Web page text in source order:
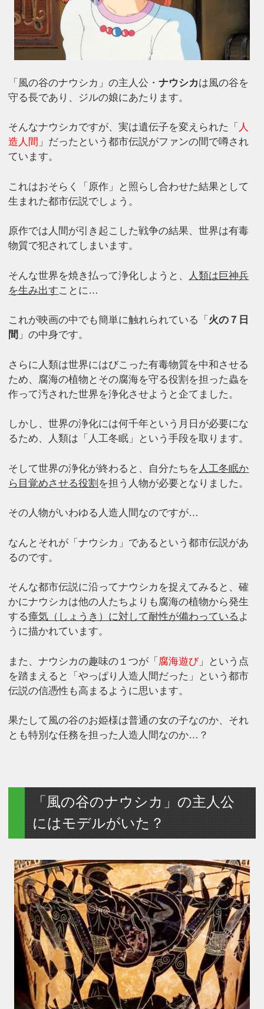
「風の谷のナウシカ」の主人公・ナウシカは風の谷を
守る長であり、ジルの娘にあたります。
そんなナウシカですが、実は遺伝子を変えられた「 人
造人間 」だったという都市伝説がファンの間で噂され
ています。
これはおそらく「原作」と照らし合わせた結果として
生まれた都市伝説でしょう。
原作では人間が引き起こした戦争の結果、世界は有毒
物質で犯されてしまいます。
そんな世界を焼き払って浄化しようと、
人類は巨神兵
を生み出すことに…
これが映画の中でも簡単に触れられている「 火の７日
間 」の中身です。
さらに人類は世界にはびこった有毒物質を中和させる
ため、腐海の植物とその腐海を守る役割を担った蟲を
作って汚された世界を浄化させようと企てました。
しかし、世界の浄化には何千年という月日が必要にな
るため、人類は「人工冬眠」という手段を取ります。
そして世界の浄化が終わると、自分たちを 人工冬眠か
ら目覚めさせる役割 を担う人物が必要となりました。
その人物がいわゆる人造人間なのですが…
なんとそれが「ナウシカ」であるという都市伝説があ
るのです。
そんな都市伝説に沿ってナウシカを捉えてみると、確
かにナウシカは他の人たちよりも腐海の植物から発生
する瘴気（しょうき）に対して耐性が備わっている よ
うに描かれています。
また、ナウシカの趣味の１つが「 腐海遊び 」という点
を踏まえると「やっぱり人造人間だった」という都市
伝説の信憑性も高まるように思います。
果たして風の谷のお姫様は普通の女の子なのか、それ
とも特別な任務を担った人造人間なのか…？
「風の谷のナウシカ」の主人公
にはモデルがいた？